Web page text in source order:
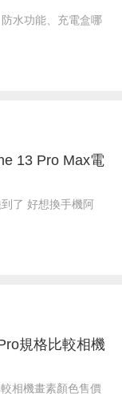
水功能、充電盒哪
13 Pro Max電
了 好想換手機阿
規格比較相機
相機畫素顏色售價